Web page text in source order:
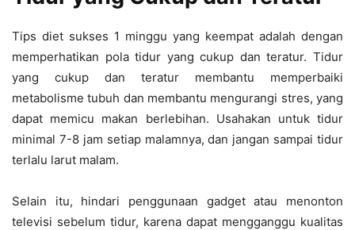
Tips diet sukses 1 minggu yang keempat adalah dengan
memperhatikan pola tidur yang cukup dan teratur. Tidur
yang cukup dan teratur membantu memperbaiki
metabolisme tubuh dan membantu mengurangi stres, yang
dapat memicu makan berlebihan. Usahakan untuk tidur
minimal 7-8 jam setiap malamnya, dan jangan sampai tidur
terlalu larut malam.
Selain itu, hindari penggunaan gadget atau menonton
televisi sebelum tidur, karena dapat mengganggu kualitas